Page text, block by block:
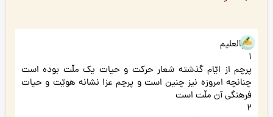
هوالعلیم
1
پرچم از ایّام گذشته شعار حرکت و حیات یک ملّت بوده است
چنانچه امروزه نیز چنین است و پرچم عزا نشانه هویّت و حیات
فرهنگی آن ملّت است
2